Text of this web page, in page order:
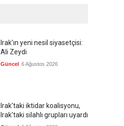
Irak'ın yeni nesil siyasetçisi:
Ali Zeydi
Güncel 6 Ağustos 2026
Irak'taki iktidar koalisyonu,
Irak'taki silahlı grupları uyardı